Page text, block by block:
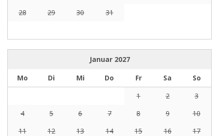
28
29 30 31
Januar 2027
Mo
Di Mi Do Fr Sa
So
1
2
3
4
5 6 7 8 9
10
11
12 13 14 15 16
17